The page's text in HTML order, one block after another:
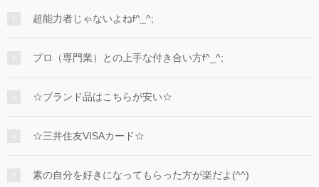
超能力者じゃないよねf^_^;
プロ（専門業）との上手な付き合い方f^_^;
☆ブランド品はこちらが安い☆
☆三井住友VISAカード☆
素の自分を好きになってもらった方が楽だよ(^^)